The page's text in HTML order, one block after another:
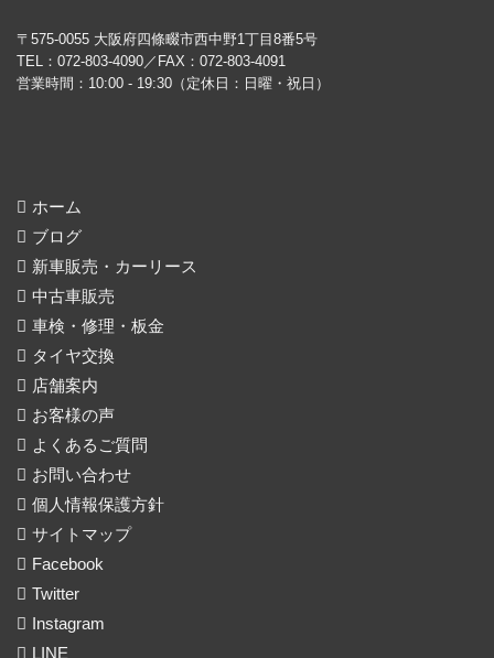
〒575-0055 大阪府四條畷市西中野1丁目8番5号
TEL：072-803-4090／FAX：072-803-4091
営業時間：10:00 - 19:30（定休日：日曜・祝日）
ホーム
ブログ
新車販売・カーリース
中古車販売
車検・修理・板金
タイヤ交換
店舗案内
お客様の声
よくあるご質問
お問い合わせ
個人情報保護方針
サイトマップ
Facebook
Twitter
Instagram
LINE